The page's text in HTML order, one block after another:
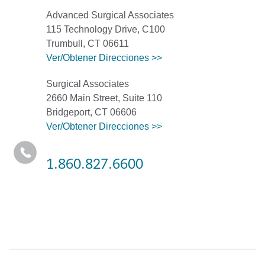
Advanced Surgical Associates
115 Technology Drive, C100
Trumbull, CT 06611
Ver/Obtener Direcciones >>
Surgical Associates
2660 Main Street, Suite 110
Bridgeport, CT 06606
Ver/Obtener Direcciones >>
1.860.827.6600